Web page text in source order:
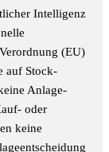
Intelligenz
(EU)
auf Stock-
Anlage-
oder
keine